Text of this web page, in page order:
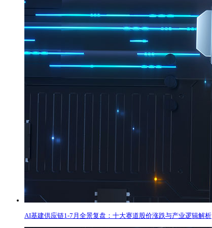
AI基建供应链1-7月全景复盘：十大赛道股价涨跌与产业逻辑解析